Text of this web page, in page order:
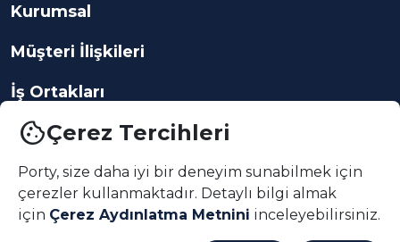
Kurumsal
Müşteri İlişkileri
İş Ortakları
© 2026, PORTY Smart Tech Teknoloji Anonim Şirketi Tüm Hakları
cookieÇerez Tercihleri
Porty, size daha iyi bir deneyim sunabilmek için
çerezler kullanmaktadır. Detaylı bilgi almak
için Çerez Aydınlatma Metnini inceleyebilirsiniz.